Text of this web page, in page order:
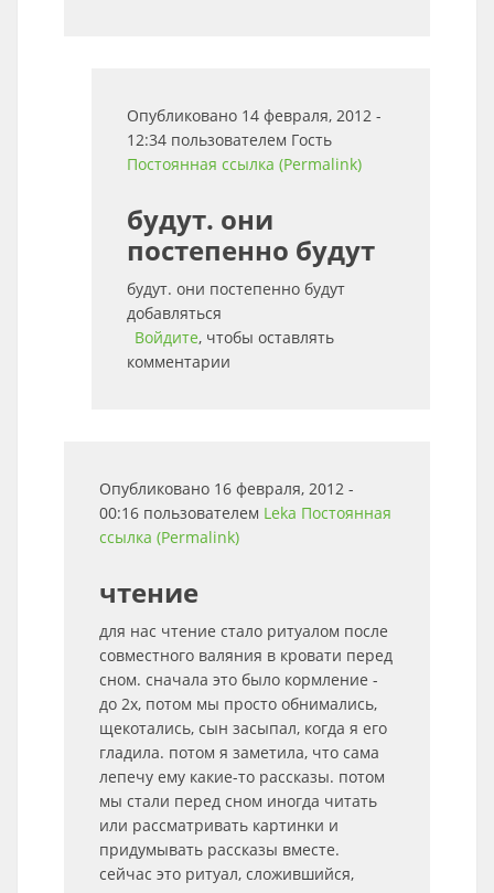
Опубликовано 14 февраля, 2012 -
12:34 пользователем Гость
Постоянная ссылка (Permalink)
будут. они
постепенно будут
будут. они постепенно будут
добавляться
Войдите, чтобы оставлять
комментарии
Опубликовано 16 февраля, 2012 -
00:16 пользователем Leka Постоянная
ссылка (Permalink)
чтение
для нас чтение стало ритуалом после
совместного валяния в кровати перед
сном. сначала это было кормление -
до 2х, потом мы просто обнимались,
щекотались, сын засыпал, когда я его
гладила. потом я заметила, что сама
лепечу ему какие-то рассказы. потом
мы стали перед сном иногда читать
или рассматривать картинки и
придумывать рассказы вместе.
сейчас это ритуал, сложившийся,